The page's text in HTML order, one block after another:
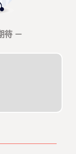
待 －